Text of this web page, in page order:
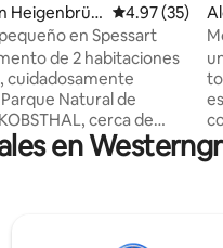
Heigenbrüc
Calificación
4.97 (35)
en Spessart
de 2 habitaciones
cuidadosamente
Natural de
cerca de
el refugio
jóvenes,
a relajarte. Numerosas
lo
en